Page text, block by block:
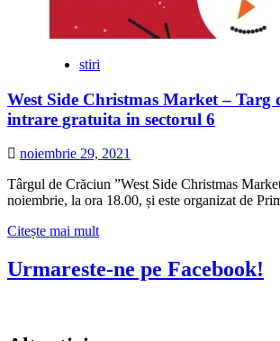
stiri
West Side Christmas Market – Targ
intrare gratuita in sectorul 6
noiembrie 29, 2021
Târgul de Crăciun ”West Side Christmas
noiembrie, la ora 18.00, și este organizat de
Citește mai multCitește
despre
Urmareste-ne pe Facebook!